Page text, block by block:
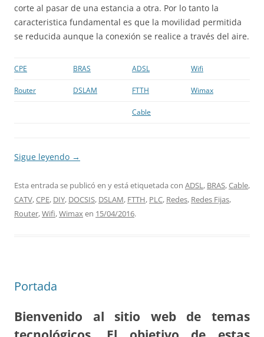
corte al pasar de una estancia a otra. Por lo tanto la
caracteristica fundamental es que la movilidad permitida
se reducida aunque la conexión se realice a través del aire.
CPE BRAS ADSL Wifi
Router DSLAM FTTH Wimax
Cable
Sigue leyendo →
Esta entrada se publicó en y está etiquetada con ADSL, BRAS,Cable,
CATV,CPE, DIY, DOCSIS, DSLAM, FTTH, PLC, Redes, Redes Fijas,
Router,Wifi,Wimaxen 15/04/2016.
Portada
Bienvenido al sitio web de temas